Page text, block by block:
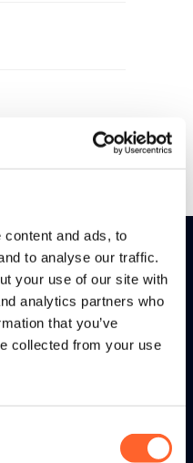
and ads, to
to analyse our traffic.
your use of our site with
analytics partners who
that you’ve
collected from your use
door
stellen en